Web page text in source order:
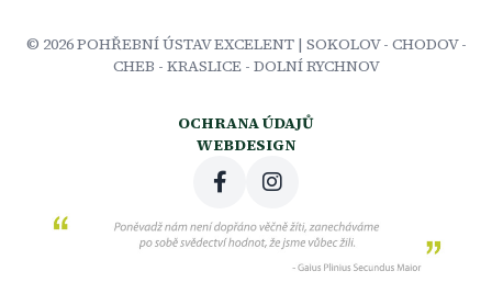
© 2026POHŘEBNÍ ÚSTAV EXCELENT | SOKOLOV - CHODOV -
CHEB - KRASLICE - DOLNÍ RYCHNOV
OCHRANA ÚDAJŮ
WEBDESIGN